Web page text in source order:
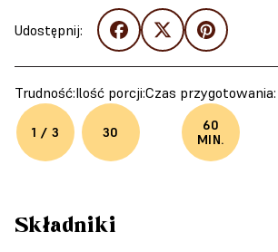
Udostępnij:
Trudność:
1 / 3
Ilość porcji:
30
Czas przygotowania:
60
MIN.
Składniki